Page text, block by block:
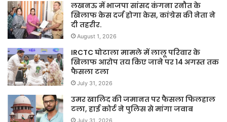
लखनऊ में भाजपा सांसद कंगना रनौत के
खिलाफ केस दर्ज होगा केस, कांग्रेस की नेता ने
दी तहरीर.
August 1, 2026
IRCTC घोटाला मामले में लालू परिवार के
खिलाफ आरोप तय किए जाने पर 14 अगस्त तक
फैसला टला
July 31, 2026
उमर खालिद की जमानत पर फैसला फिलहाल
टला, हाई कोर्ट ने पुलिस से मांगा जवाब
July 31, 2026